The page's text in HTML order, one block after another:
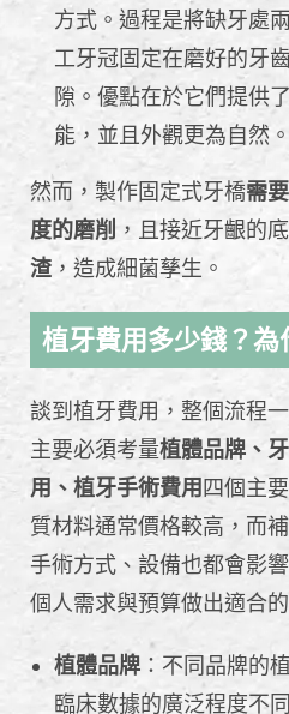
方式。過程是將缺牙處
工牙冠固定在磨好的牙
隙。優點在於它們提供
能，並且外觀更為自然。
然而，製作固定式牙橋需
度的磨削 ，且接近牙齦的
渣 ，造成細菌孳生。
植牙費用多少錢？為
談到植牙費用，整個流程
主要必須考量植體品牌、
用、植牙手術費用 四個主
質材料通常價格較高，而
手術方式、設備也都會影
個人需求與預算做出適合的
植體品牌 ：不同品牌的
臨床數據的廣泛程度不